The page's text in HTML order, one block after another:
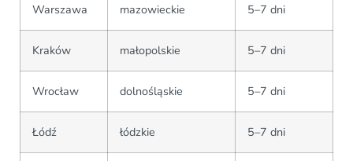
Warszawa mazowieckie 5–7 dni
Kraków małopolskie 5–7 dni
Wrocław dolnośląskie 5–7 dni
Łódź łódzkie 5–7 dni